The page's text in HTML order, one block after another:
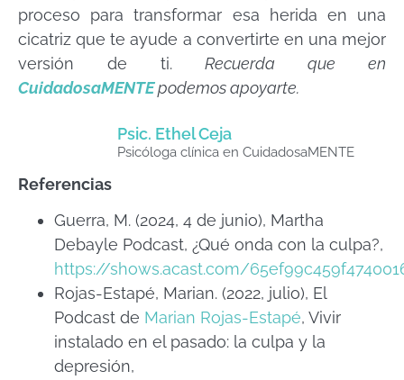
proceso para transformar esa herida en una
cicatriz que te ayude a convertirte en una mejor
versión de ti.Recuerda que en
CuidadosaMENTEpodemos apoyarte.
Psic. Ethel Ceja
Psicóloga clínica en CuidadosaMENTE
Referencias
Guerra, M. (2024, 4 de junio), Martha
Debayle Podcast, ¿Qué onda con la culpa?,
https://shows.acast.com/
Rojas-Estapé, Marian. (2022, julio), El
Podcast de Marian Rojas-Estapé, Vivir
instalado en el pasado: la culpa y la
depresión,